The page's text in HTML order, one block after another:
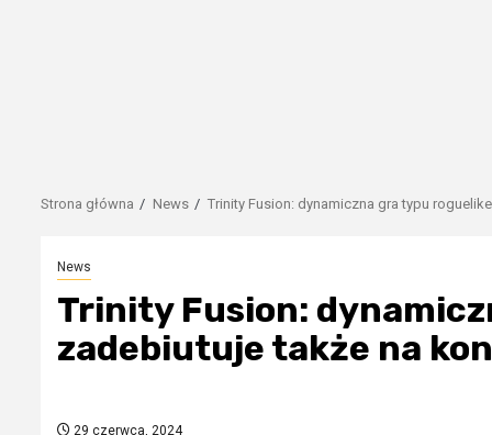
Strona główna News Trinity Fusion: dynamiczna gra typu
News
Trinity Fusion:
zadebiutuje także na
29 czerwca, 2024